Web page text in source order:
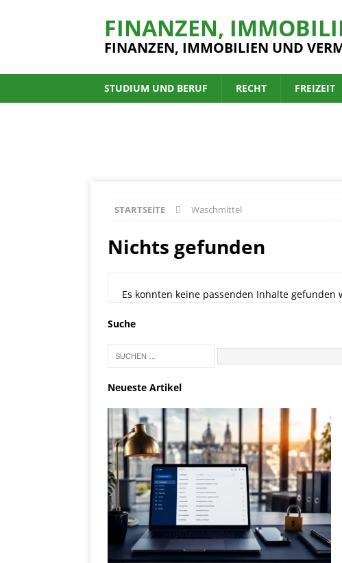
FINANZEN,
FINANZEN, IMMOBILIEN UND
STUDIUM UND BERUF RECHT FREIZEIT
STARTSEITE Waschmittel
Nichts gefunden
Es konnten keine passenden Inhalte
Suche
Neueste Artikel